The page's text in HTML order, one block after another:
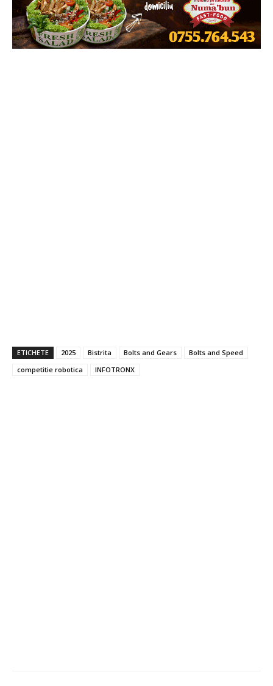
ETICHETE 2025 Bistrita Bolts and Gears
Bolts and Speed
competitie robotica
INFOTRONX